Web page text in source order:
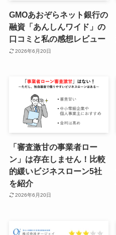
GMOあおぞらネット銀行の
融資「あんしんワイド」の
口コミと私の感想レビュー
2026年6月20日
「審査激甘の事業者ロー
ン」は存在しません！比較
的緩いビジネスローン5社
を紹介
2026年6月20日